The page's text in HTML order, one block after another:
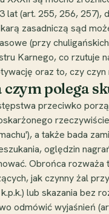
(art. 255, 256, 257),
zasadniczą sąd
(przy
Karnego, co rzutuje
oraz to, czy
polega
przeciwko
a także bada
oględzin
Obrońca
jak czynny żal
lub skazania bez
odmówić wyjaśnień